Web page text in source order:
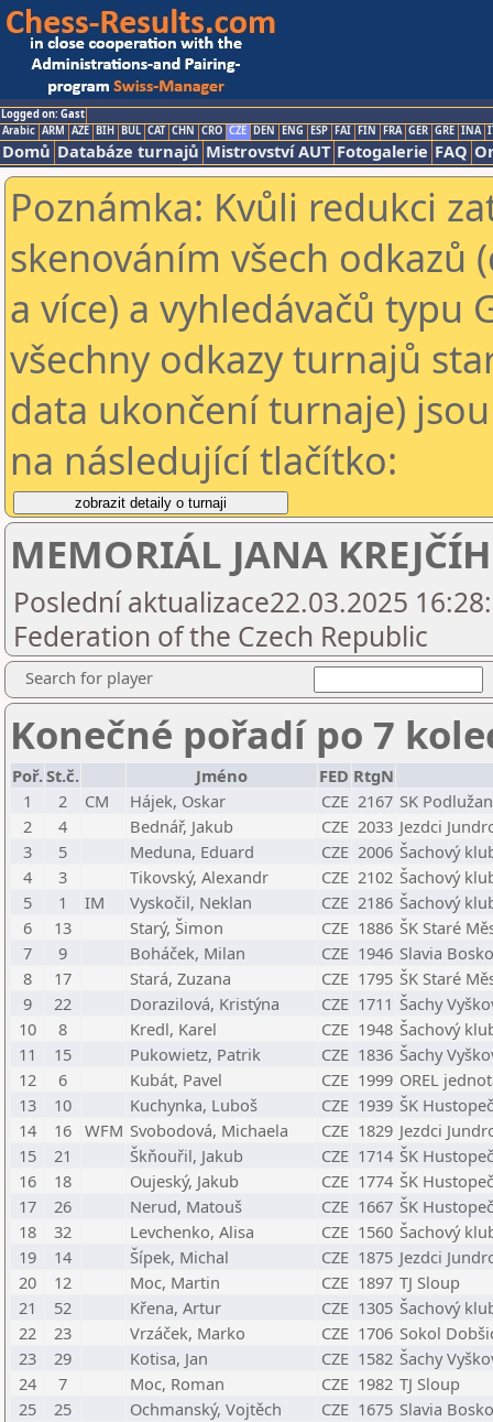
Logged on: Gast
Arabic ARM AZE BIH BUL CAT CHN CRO CZE DEN ENG ESP FAI FIN FRA GER GRE INA
Domů Databáze turnajů Mistrovství AUT Fotogalerie FAQ
Poznámka: Kvůli redukci
skenováním všech odkazů
a více) a vyhledávačů typu
všechny odkazy turnajů
data ukončení turnaje)
na následující tlačítko:
MEMORIÁL JANA
Poslední aktualizace22.03.2025
Federation of the Czech Republic
Search for player
Konečné pořadí po 7
Poř.St.č. Jméno FED RtgN
1
2 CM Hájek, Oskar CZE 2167 SK
2
4 Bednář, Jakub CZE 2033 Jezdci
3
5 Meduna, Eduard CZE 2006 Šachový
4
3 Tikovský, Alexandr CZE 2102 Šachový
5
1 IM Vyskočil, Neklan CZE 2186 Šachový
6
13 Starý, Šimon CZE 1886 ŠK Staré
7
9 Boháček, Milan CZE 1946 Slavia
8
17 Stará, Zuzana CZE 1795 ŠK Staré
9
22 Dorazilová, Kristýna CZE 1711 Šachy
10
8 Kredl, Karel CZE 1948 Šachový
11
15 Pukowietz, Patrik CZE 1836 Šachy
12
6 Kubát, Pavel CZE 1999 OREL
13
10 Kuchynka, Luboš CZE 1939 ŠK
14
16 WFM Svobodová, Michaela CZE 1829 Jezdci
15
21 Škňouřil, Jakub CZE 1714 ŠK
16
18 Oujeský, Jakub CZE 1774 ŠK
17
26 Nerud, Matouš CZE 1667 ŠK
18
32 Levchenko, Alisa CZE 1560 Šachový
19
14 Šípek, Michal CZE 1875 Jezdci
20
12 Moc, Martin CZE 1897 TJ Sloup
21
52 Křena, Artur CZE 1305 Šachový
22
23 Vrzáček, Marko CZE 1706 Sokol
23
29 Kotisa, Jan CZE 1582 Šachy
24
7 Moc, Roman CZE 1982 TJ Sloup
25
25 Ochmanský, Vojtěch CZE 1675 Slavia